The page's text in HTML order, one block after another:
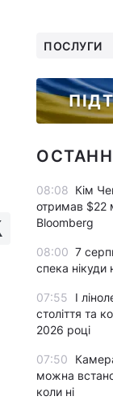
ПОСЛУГИ
08:08 Кім
отримав $22
Bloomberg
08:00 7
спека нікуди
07:55
І
століття та
2026 році
07:50
можна
коли ні